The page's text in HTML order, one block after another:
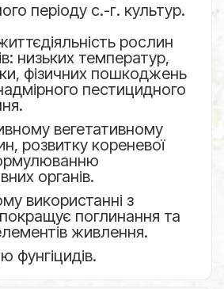
періоду с.-г. культур.
рослин
низьких температур,
фізичних пошкоджень
пестицидного
вегетативному
розвитку кореневої
органів.
використанні з
поглинання та
живлення.
фунгіцидів.